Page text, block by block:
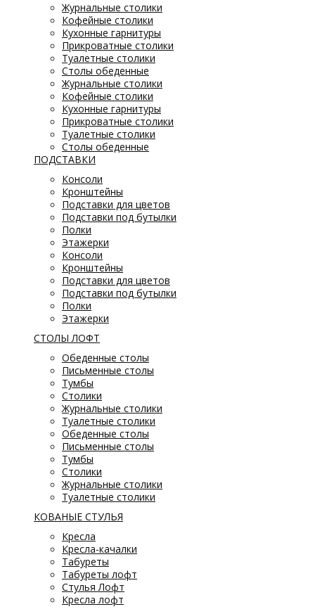
Журнальные столики
Кофейные столики
Кухонные гарнитуры
Прикроватные столики
Туалетные столики
Столы обеденные
Журнальные столики
Кофейные столики
Кухонные гарнитуры
Прикроватные столики
Туалетные столики
Столы обеденные
ПОДСТАВКИ
Консоли
Кронштейны
Подставки для цветов
Подставки под бутылки
Полки
Этажерки
Консоли
Кронштейны
Подставки для цветов
Подставки под бутылки
Полки
Этажерки
СТОЛЫ ЛОФТ
Обеденные столы
Письменные столы
Тумбы
Столики
Журнальные столики
Туалетные столики
Обеденные столы
Письменные столы
Тумбы
Столики
Журнальные столики
Туалетные столики
КОВАНЫЕ СТУЛЬЯ
Кресла
Кресла-качалки
Табуреты
Табуреты лофт
Стулья Лофт
Кресла лофт